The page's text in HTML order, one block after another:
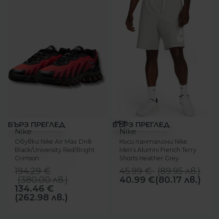
-31%
БЪРЗ ПРЕГЛЕД
Nike
Обувки Nike Air Max Dn8
Black/University Red/Bright
Crimson
194.29€
(380.00лв.)
134.46 €
(262.98 лв.)
-11%
NEW
БЪРЗ ПРЕГЛЕД
Nike
Къси панталони Nike
Men’s Alumni French Terry
Shorts Heather Grey
45.99€ (89.95лв.)
40.99 €(80.17 лв.)